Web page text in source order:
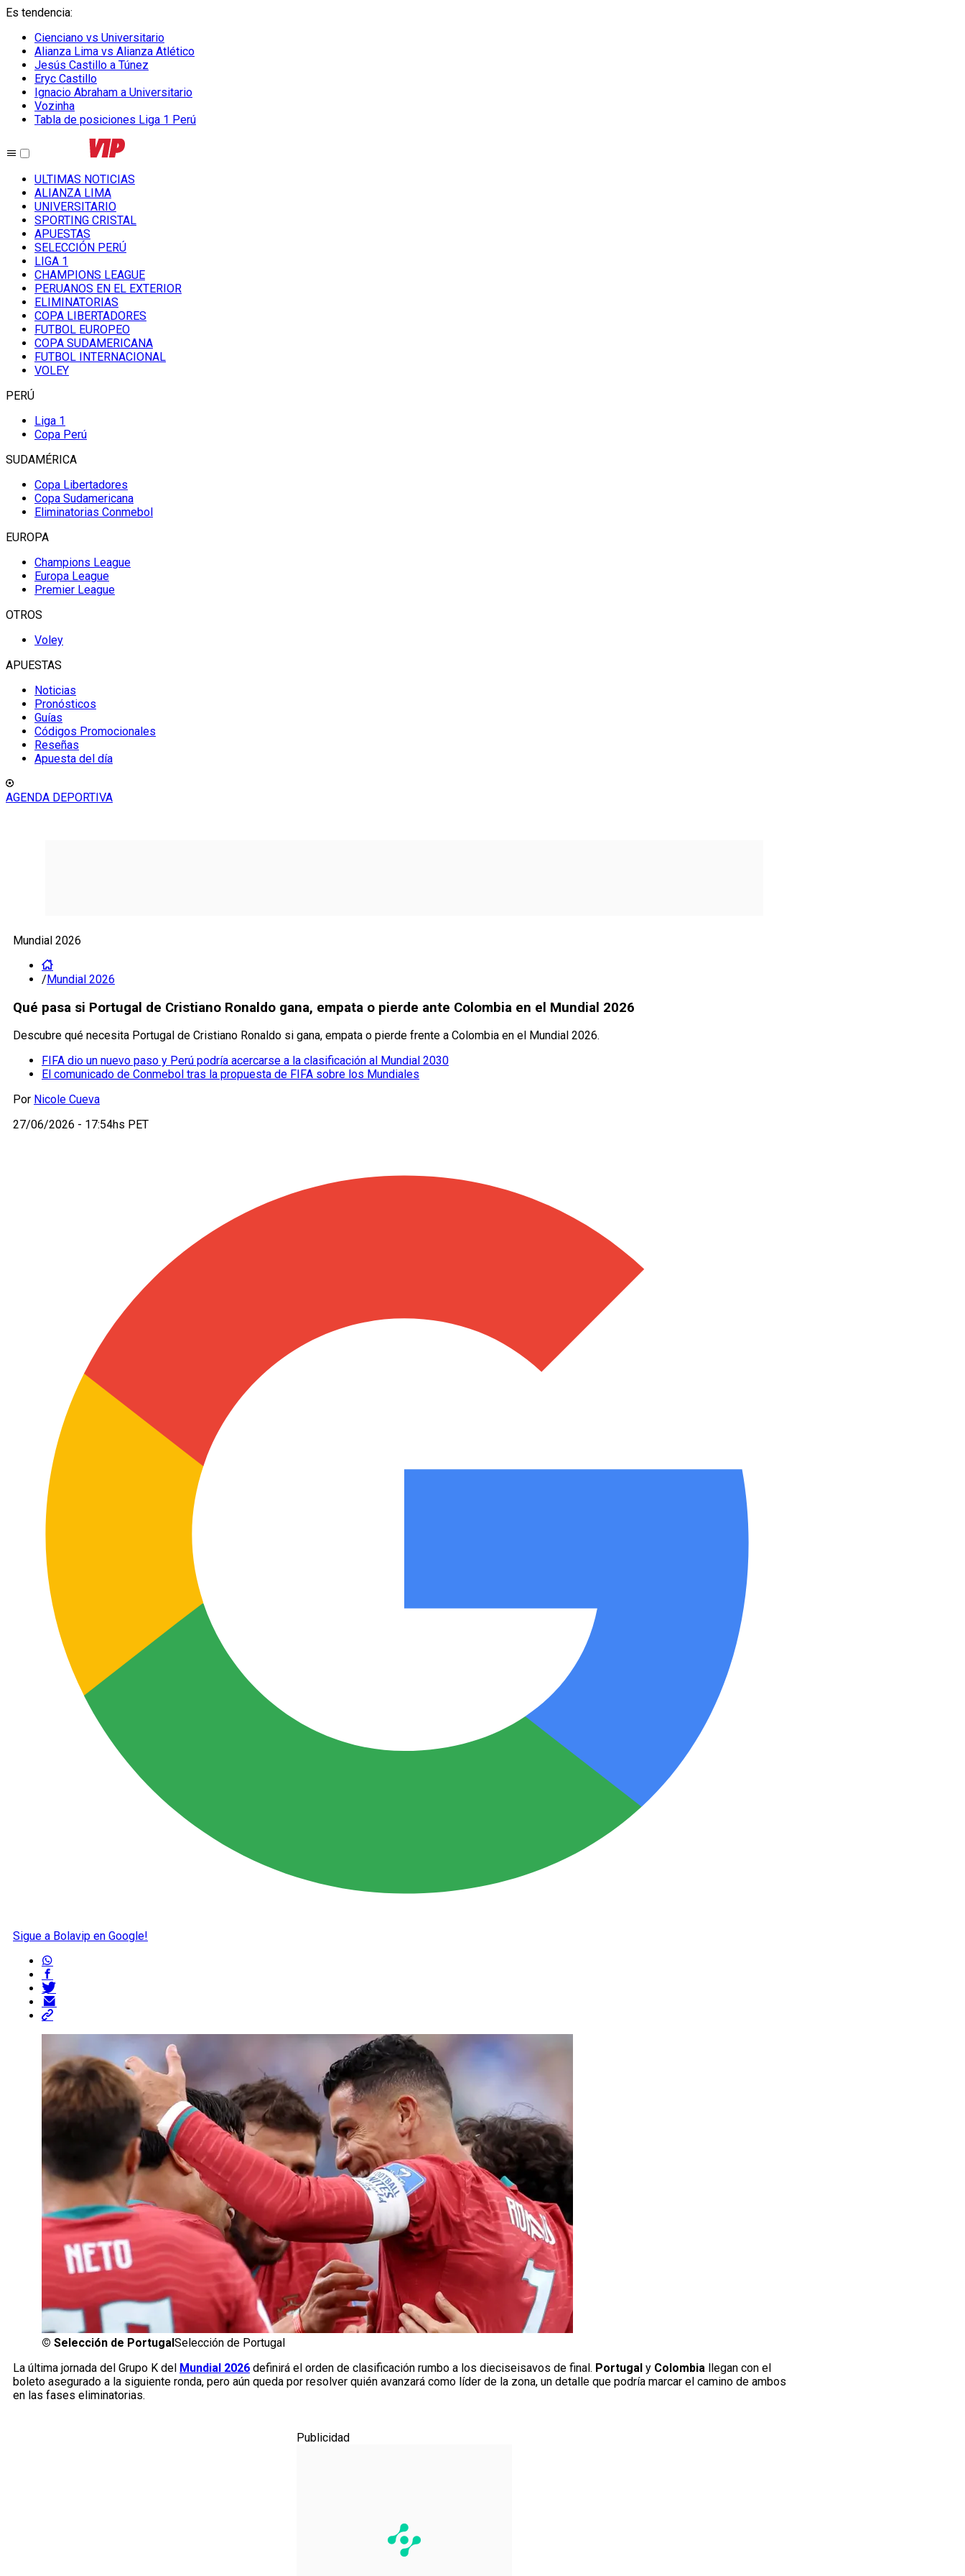
Es tendencia:
Cienciano vs Universitario
Alianza Lima vs Alianza Atlético
Jesús Castillo a Túnez
Eryc Castillo
Ignacio Abraham a Universitario
Vozinha
Tabla de posiciones Liga 1 Perú
ULTIMAS NOTICIAS
ALIANZA LIMA
UNIVERSITARIO
SPORTING CRISTAL
APUESTAS
SELECCIÓN PERÚ
LIGA 1
CHAMPIONS LEAGUE
PERUANOS EN EL EXTERIOR
ELIMINATORIAS
COPA LIBERTADORES
FUTBOL EUROPEO
COPA SUDAMERICANA
FUTBOL INTERNACIONAL
VOLEY
PERÚ
Liga 1
Copa Perú
SUDAMÉRICA
Copa Libertadores
Copa Sudamericana
Eliminatorias Conmebol
EUROPA
Champions League
Europa League
Premier League
OTROS
Voley
APUESTAS
Noticias
Pronósticos
Guías
Códigos Promocionales
Reseñas
Apuesta del día
AGENDA DEPORTIVA
Mundial 2026
/Mundial 2026
Qué pasa si Portugal de Cristiano Ronaldo gana, empata o pierde ante Colombia en el Mundial 2026
Descubre qué necesita Portugal de Cristiano Ronaldo si gana, empata o pierde frente a Colombia en el Mundial 2026.
FIFA dio un nuevo paso y Perú podría acercarse a la clasificación al Mundial 2030
El comunicado de Conmebol tras la propuesta de FIFA sobre los Mundiales
Por Nicole Cueva
27/06/2026 - 17:54hs PET
Sigue a Bolavip en Google!
© Selección de Portugal Selección de Portugal
La última jornada del Grupo K del Mundial 2026 definirá el orden de clasificación rumbo a los dieciseisavos de final. Portugal y Colombia
llegan con el
boleto asegurado a la siguiente ronda, pero aún queda por resolver quién avanzará como líder de la zona, un detalle que podría marcar el camino de ambos
en las fases eliminatorias.
Publicidad